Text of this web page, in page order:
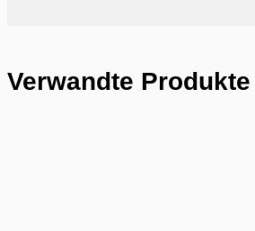
Verwandte Produkte